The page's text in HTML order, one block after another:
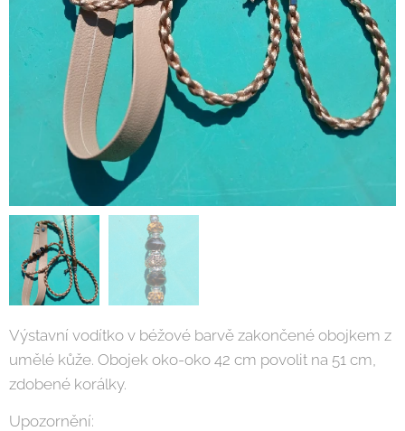
Výstavní vodítko v béžové barvě zakončené obojkem z
umělé kůže. Obojek oko-oko 42 cm povolit na 51 cm,
zdobené korálky.
Upozornění: